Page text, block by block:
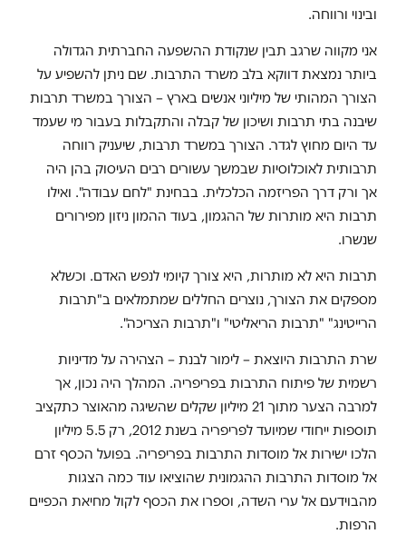
ובינוי ורווחה.
אני מקווה שרגב תבין שנקודת ההשפעה החברתית הגדולה
ביותר נמצאת דווקא בלב משרד התרבות. שם ניתן להשפיע על
הצורך המהותי של מיליוני אנשים בארץ – הצורך במשרד תרבות
שיבנה בתי תרבות ושיכון של קבלה והתקבלות בעבור מי שעמד
עד היום מחוץ לגדר. הצורך במשרד תרבות, שיעניק רווחה
תרבותית לאוכלוסיות שבמשך עשורים רבים העיסוק בהן היה
אך ורק דרך הפריזמה הכלכלית. בבחינת "לחם עבודה". ואילו
תרבות היא מותרות של ההגמון, בעוד ההמון ניזון מפירורים
שנשרו.
תרבות היא לא מותרות, היא צורך קיומי לנפש האדם. וכשלא
מספקים את הצורך, נוצרים החללים שמתמלאים ב"תרבות
הרייטינג" "תרבות הריאליטי" ו"תרבות הצריכה".
שרת התרבות היוצאת – לימור לבנת – הצהירה על מדיניות
רשמית של פיתוח התרבות בפריפריה. המהלך היה נכון, אך
למרבה הצער מתוך 21 מיליון שקלים שהשיגה מהאוצר כתקציב
תוספות ייחודי שמיועד לפריפריה בשנת 2012, רק 5.5 מיליון
הלכו ישירות אל מוסדות התרבות בפריפריה. בפועל הכסף זרם
אל מוסדות התרבות ההגמונית שהוציאו עוד כמה הצגות
מהבוידעם אל ערי השדה, וספרו את הכסף לקול מחיאת הכפיים
הרפות.